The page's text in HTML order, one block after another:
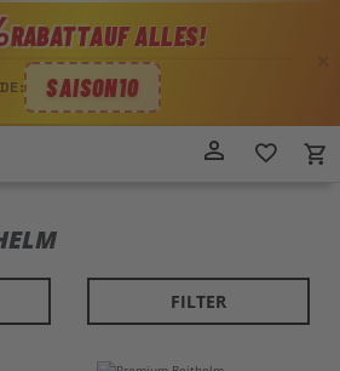
RABATTAUF ALLES!
SAISON10
Direkt
person_outline favorite_border local_grocery_store
FILTER